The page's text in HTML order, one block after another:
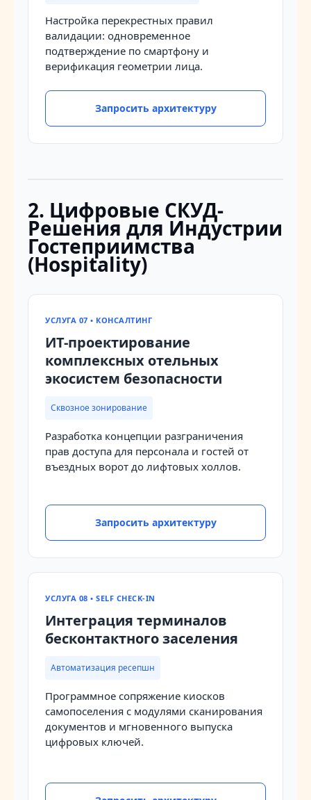
Настройка перекрестных правил
валидации: одновременное
подтверждение по смартфону и
верификация геометрии лица.
Запросить архитектуру
2. Цифровые СКУД-
Решения для Индустрии
Гостеприимства
(Hospitality)
УСЛУГА 07 • КОНСАЛТИНГ
ИТ-проектирование
комплексных отельных
экосистем безопасности
Сквозное зонирование
Разработка концепции разграничения
прав доступа для персонала и гостей от
въездных ворот до лифтовых холлов.
Запросить архитектуру
УСЛУГА 08 • SELF CHECK-IN
Интеграция терминалов
бесконтактного заселения
Автоматизация ресепшн
Программное сопряжение киосков
самопоселения с модулями сканирования
документов и мгновенного выпуска
цифровых ключей.